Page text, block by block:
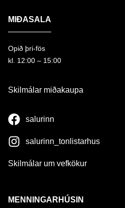
MIÐASALA
Opið þri-fös
kl. 12:00 – 15:00
Skilmálar miðakaupa
salurinn
salurinn_tonlistarhus
Skilmálar um vefkökur
MENNINGARHÚSIN